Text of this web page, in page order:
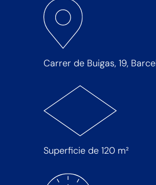
Carrer de Buigas, 19,
Superficie de 120 m²